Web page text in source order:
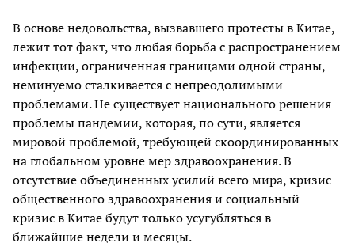
В основе недовольства, вызвавшего протесты в Китае,
лежит тот факт, что любая борьба с распространением
инфекции, ограниченная границами одной страны,
неминуемо сталкивается с непреодолимыми
проблемами. Не существует национального решения
проблемы пандемии, которая, по сути, является
мировой проблемой, требующей скоординированных
на глобальном уровне мер здравоохранения. В
отсутствие объединенных усилий всего мира, кризис
общественного здравоохранения и социальный
кризис в Китае будут только усугубляться в
ближайшие недели и месяцы.